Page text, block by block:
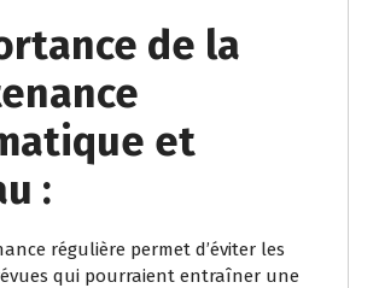
de la
et
:
régulière permet d’éviter les
qui pourraient entraîner une